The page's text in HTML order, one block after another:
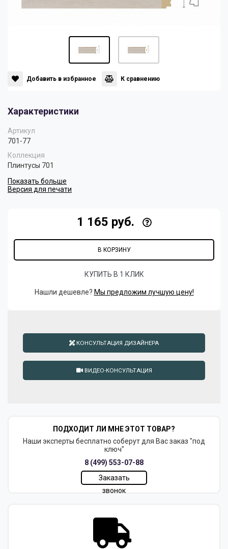
Панели
Плинтусы
Скрытое освещение
Мрамор
Султан
Хай Тек
Цветные плинтусы
Добавить в избранное К сравнению
Характеристики
Артикул
701-77
Коллекция
Плинтусы 701
Показать больше
Версия для печати
1 165 руб.
В КОРЗИНУ
КУПИТЬ В 1 КЛИК
Нашли дешевле? Мы предложим лучшую цену!
КОНСУЛЬТАЦИЯ ДИЗАЙНЕРА
ВИДЕО-КОНСУЛЬТАЦИЯ
ПОДХОДИТ ЛИ МНЕ ЭТОТ ТОВАР?
Наши эксперты бесплатно соберут для Вас заказ "под
ключ"
8 (499) 553-07-88
Заказать
звонок